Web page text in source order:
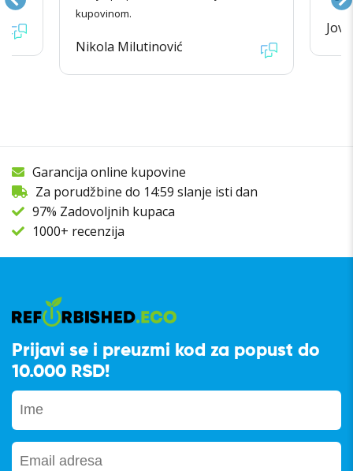
kupovinom.
Nikola Milutinović
Garancija online kupovine
Za porudžbine do 14:59 slanje isti dan
97% Zadovoljnih kupaca
1000+ recenzija
Prijavi se i preuzmi kod za popust do
10.000 RSD!